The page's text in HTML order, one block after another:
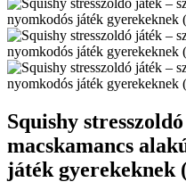
Squishy
macskamancs
játék gyerekeknek